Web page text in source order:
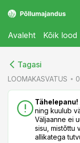
Avaleht Kõik lood
Tagasi
LOOMAKASVATUS
Tähelepanu!
ning kuulub
Väljaanne ei
sisu, mistõttu
allikatega